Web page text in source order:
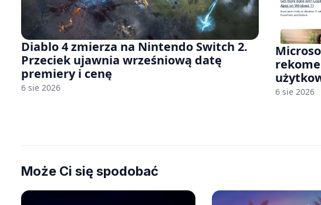
Diablo 4 zmierza na Nintendo Switch 2.
Przeciek ujawnia wrześniową datę
premiery i cenę
6 sie 2026
nam
6 sie 2026
Może Ci się spodobać